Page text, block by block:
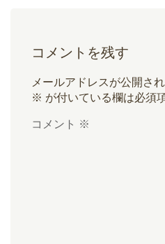
コメントを残す
メールアドレスが公開さ
※ が付いている欄は必須
コメント ※